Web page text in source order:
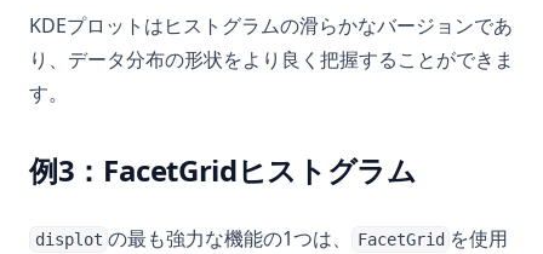
KDEプロットはヒストグラムの滑らかなバージョンであ
り、データ分布の形状をより良く把握することができま
す。
例3：FacetGridヒストグラム
displot の最も強力な機能の1つは、 FacetGrid を使用